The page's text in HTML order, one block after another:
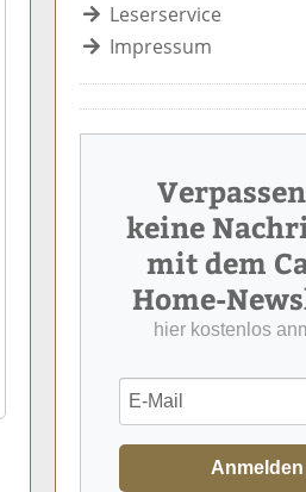
Leserservice
Impressum
keine
mit dem
Home-
hier kostenlos
Anmelden